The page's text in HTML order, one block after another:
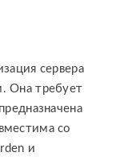
сервера
Она требует
со
и